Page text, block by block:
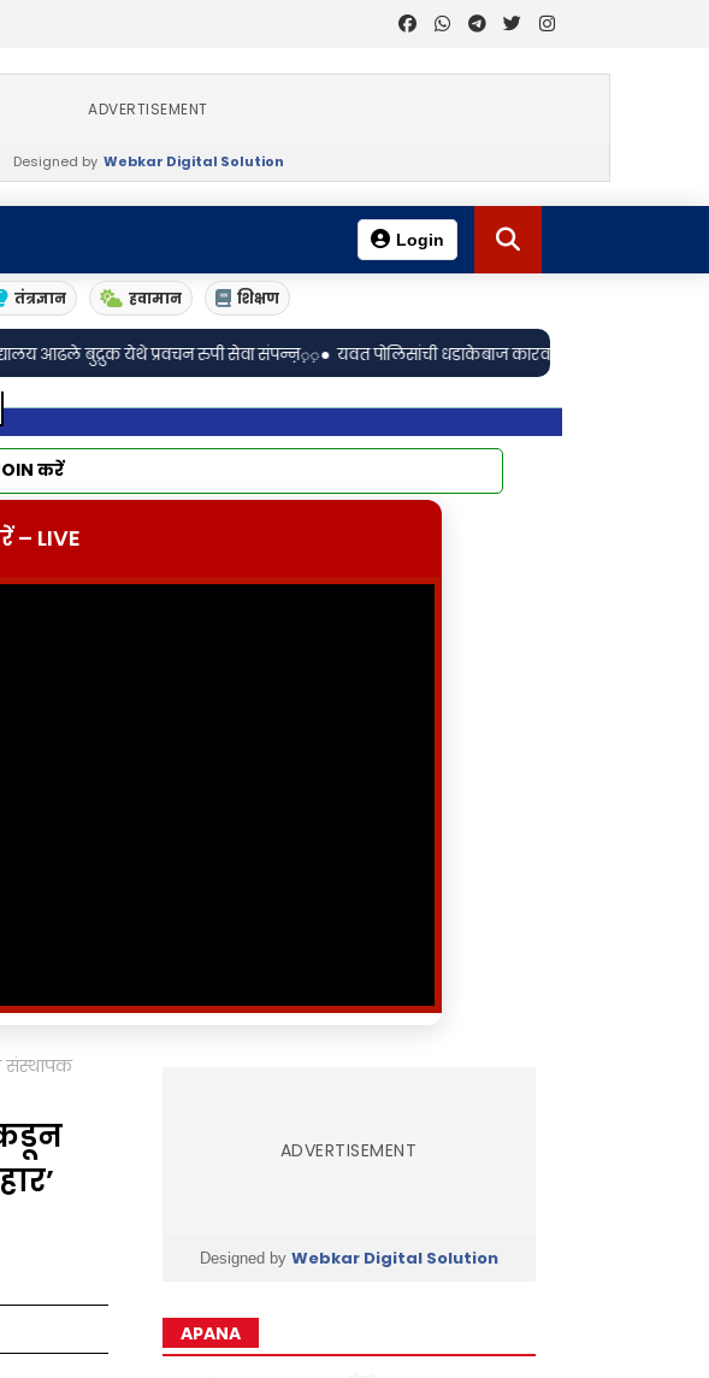
ADVERTISEMENT
Designed by Webkar Digital Solution
Login
तंत्रज्ञान हवामान शिक्षण
येथे प्रवचन रुपी सेवा संपन्ऩ़़़़• यवत पोलिसांची धडाकेबाज कारवाई; तीन गावठी पिस्तुले, १५ जिवंत काडतुसे
करें
– LIVE
संस्थापक
ADVERTISEMENT
Designed by Webkar Digital Solution
APANA